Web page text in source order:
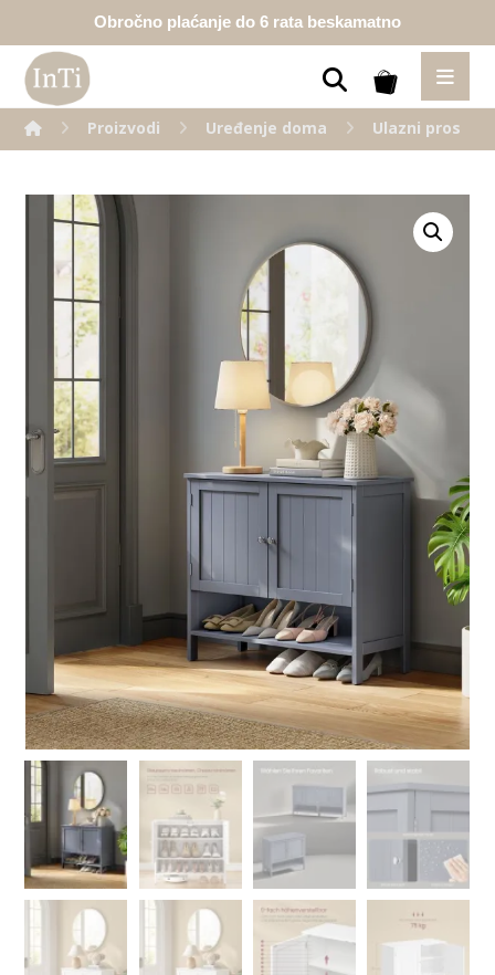
Obročno plaćanje do 6 rata beskamatno
Proizvodi Uređenje doma Ulazni prostor